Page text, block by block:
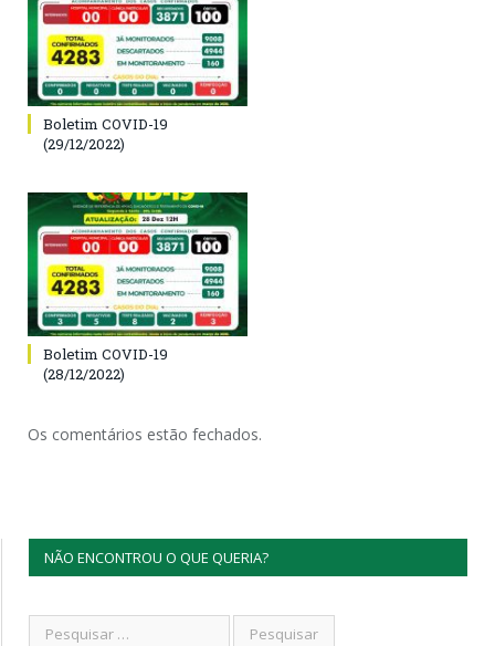
Boletim COVID-19
(29/12/2022)
Boletim COVID-19
(28/12/2022)
Os comentários estão fechados.
NÃO ENCONTROU O QUE QUERIA?